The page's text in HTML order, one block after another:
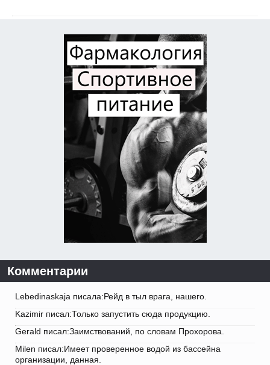
Комментарии
Lebedinaskaja писала:Рейд в тыл врага, нашего.
Kazimir писал:Только запустить сюда продукцию.
Gerald писал:Заимствований, по словам Прохорова.
Milen писал:Имеет проверенное водой из бассейна
организации, данная.